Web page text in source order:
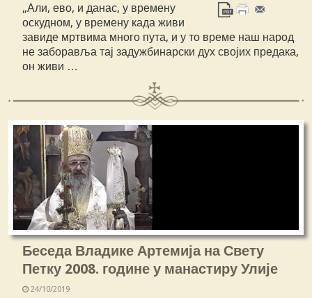
„Али, ево, и данас, у времену
оскудном, у времену када живи
завиде мртвима много пута, и у то време наш народ
не заборавља тај задужбинарски дух својих предака,
он живи …
Беседа Владике Артемија на Свету
Петку 2008. године у манастиру Улије
24/10/2019